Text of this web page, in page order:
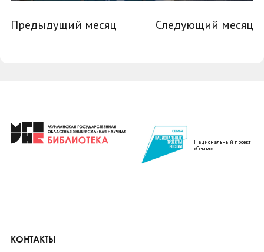
Предыдущий месяц Следующий месяц
Национальный проект
«Семья»
КОНТАКТЫ